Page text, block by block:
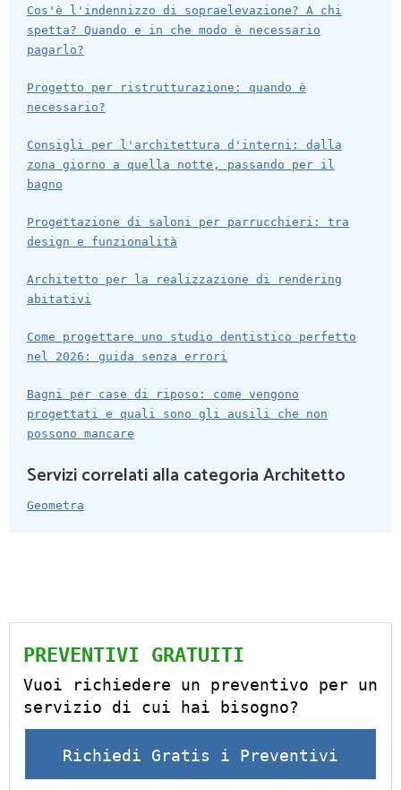
Cos'è l'indennizzo di sopraelevazione? A chi
spetta? Quando e in che modo è necessario
pagarlo?
Progetto per ristrutturazione: quando è
necessario?
Consigli per l'architettura d'interni: dalla
zona giorno a quella notte, passando per il
bagno
Progettazione di saloni per parrucchieri: tra
design e funzionalità
Architetto per la realizzazione di rendering
abitativi
Come progettare uno studio dentistico perfetto
nel 2026: guida senza errori
Bagni per case di riposo: come vengono
progettati e quali sono gli ausili che non
possono mancare
Servizi correlati alla categoria Architetto
Geometra
PREVENTIVI GRATUITI
Vuoi richiedere un preventivo per un
servizio di cui hai bisogno?
Richiedi Gratis i Preventivi